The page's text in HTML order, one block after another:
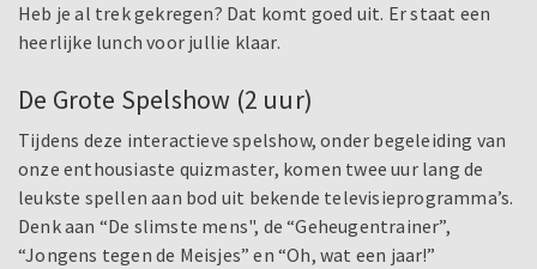
Heb je al trek gekregen? Dat komt goed uit. Er staat een
heerlijke lunch voor jullie klaar.
De Grote Spelshow (2 uur)
Tijdens deze interactieve spelshow, onder begeleiding van
onze enthousiaste quizmaster, komen twee uur lang de
leukste spellen aan bod uit bekende televisieprogramma’s.
Denk aan “De slimste mens", de “Geheugentrainer”,
“Jongens tegen de Meisjes” en “Oh, wat een jaar!”